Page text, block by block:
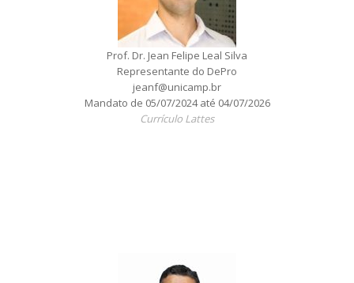
Prof. Dr. Jean Felipe Leal Silva
Representante do DePro
jeanf@unicamp.br
Mandato de 05/07/2024 até 04/07/2026
Currículo Lattes